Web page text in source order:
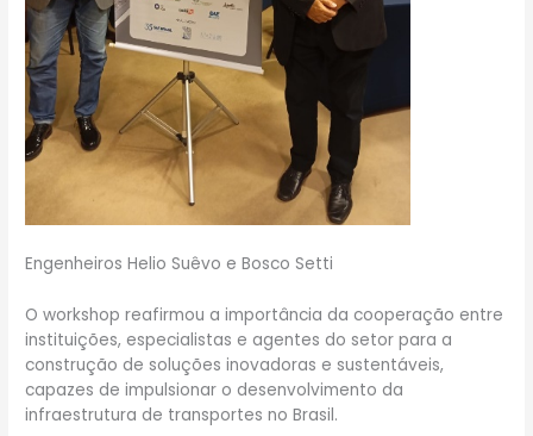
Engenheiros Helio Suêvo e Bosco Setti
O workshop reafirmou a importância da cooperação entre
instituições, especialistas e agentes do setor para a
construção de soluções inovadoras e sustentáveis,
capazes de impulsionar o desenvolvimento da
infraestrutura de transportes no Brasil.